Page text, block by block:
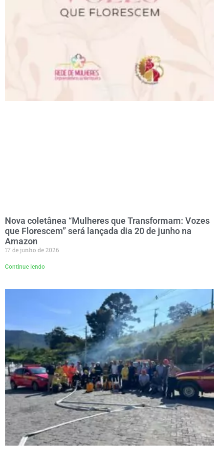
Nova coletânea “Mulheres que Transformam: Vozes
que Florescem” será lançada dia 20 de junho na
Amazon
17 de junho de 2026
Continue lendo